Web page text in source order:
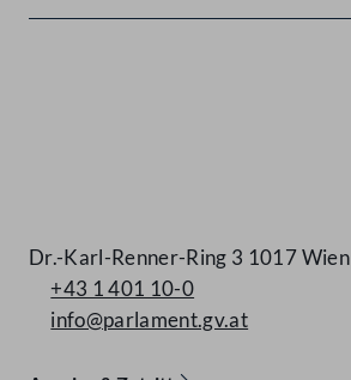
Dr.-Karl-Renner-Ring 3 1017 Wien
+43 1 401 10-0
info@parlament.gv.at